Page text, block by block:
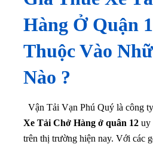
Hàng Ở Quận
Thuộc Vào
Nào ?
Vận Tải Vạn Phú Quý là công
Xe Tải Chở Hàng ở quân 12 uy
trên thị trường hiện nay. Với các